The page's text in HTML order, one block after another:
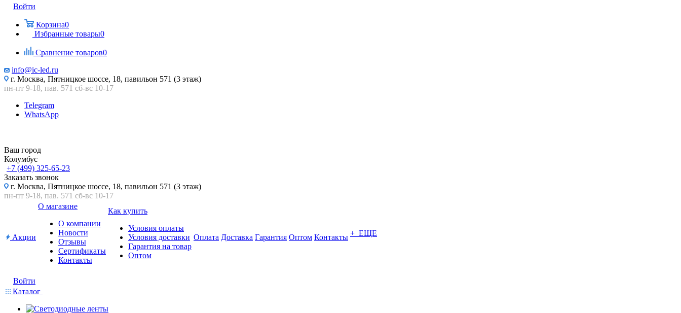
Войти
Корзина0
Избранные товары0
Сравнение товаров0
info@ic-led.ru
г. Москва, Пятницкое шоссе, 18, павильон 571 (3 этаж)
пн-пт 9-18, пав. 571 сб-вс 10-17
Telegram
WhatsApp
Ваш город
Колумбус
+7 (499) 325-65-23
Заказать звонок
г. Москва, Пятницкое шоссе, 18, павильон 571 (3 этаж)
пн-пт 9-18, пав. 571 сб-вс 10-17
Акции
О магазине
О компании
Новости
Отзывы
Сертификаты
Контакты
Как купить
Условия оплаты
Условия доставки
Гарантия на товар
Оптом
Оплата Доставка Гарантия Оптом Контакты + ЕЩЕ
Войти
Каталог